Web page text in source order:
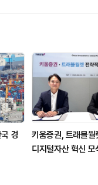
경
키움증권, 트래블월
디지털자산 혁신 모